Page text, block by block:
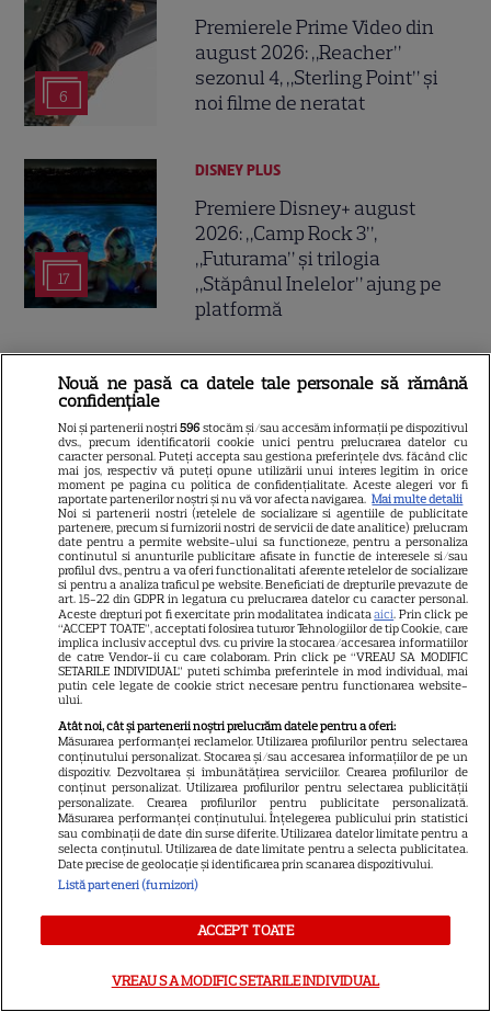
6
Premierele Prime Video din
august 2026: „Reacher”
sezonul 4, „Sterling Point” și
noi filme de neratat
17
DISNEY PLUS
Premiere Disney+ august
2026: „Camp Rock 3”,
„Futurama” și trilogia
„Stăpânul Inelelor” ajung pe
platformă
15
Disney+ și SkyShowtime în
august: seriale noi, filme de
colecție și vedete de top
5
CINEMA
Eli Roth revine cu „Omul cu
înghețata mortală”. Filmul
horror în care copiii devin
criminali după ce mănâncă
înghețată
11
VEDETE STRĂINE
„Povestea peștelui posac”,
aventura animată inspirată
dintr-un bestseller The New
York Times, ajunge în
cinematografe pe 7 august
NETFLIX
Noutăți Netflix în august 2026:
Robert De Niro, „Nosferatu” și
Nouă ne pasă ca datele tale personale să rămână
confidențiale
Noi și partenerii noștri596 stocăm și/sau accesăm informații pe dispozitivul
dvs., precum identificatorii cookie unici pentru prelucrarea datelor cu
caracter personal. Puteți accepta sau gestiona preferințele dvs. făcând clic
mai jos, respectiv vă puteți opune utilizării unui interes legitim în orice
moment pe pagina cu politica de confidențialitate. Aceste alegeri vor fi
raportate partenerilor noștri și nu vă vor afecta navigarea. Mai multe detalii
Noi si partenerii nostri (retelele de socializare si agentiile de publicitate
partenere, precum si furnizorii nostri de servicii de date analitice) prelucram
date pentru a permite website-ului sa functioneze, pentru a personaliza
continutul si anunturile publicitare afisate in functie de interesele si/sau
profilul dvs., pentru a va oferi functionalitati aferente retelelor de socializare
si pentru a analiza traficul pe website. Beneficiati de drepturile prevazute de
art. 15-22 din GDPR in legatura cu prelucrarea datelor cu caracter personal.
Aceste drepturi pot fi exercitate prin modalitatea indicataaici. Prin click pe
“ACCEPT TOATE”, acceptati folosirea tuturor Tehnologiilor de tip Cookie, care
implica inclusiv acceptul dvs. cu privire la stocarea/accesarea informatiilor
de catre Vendor-ii cu care colaboram. Prin click pe “VREAU SA MODIFIC
SETARILE INDIVIDUAL” puteti schimba preferintele in mod individual, mai
putin cele legate de cookie strict necesare pentru functionarea website-
ului.
Atât noi, cât și partenerii noștri prelucrăm datele pentru a oferi:
Măsurarea performanței reclamelor. Utilizarea profilurilor pentru selectarea
conținutului personalizat. Stocarea și/sau accesarea informațiilor de pe un
dispozitiv. Dezvoltarea și îmbunătățirea serviciilor. Crearea profilurilor de
conținut personalizat. Utilizarea profilurilor pentru selectarea publicității
personalizate. Crearea profilurilor pentru publicitate personalizată.
Măsurarea performanței conținutului. Înțelegerea publicului prin statistici
sau combinații de date din surse diferite. Utilizarea datelor limitate pentru a
selecta conținutul. Utilizarea de date limitate pentru a selecta publicitatea.
Date precise de geolocație și identificarea prin scanarea dispozitivului.
Listă parteneri (furnizori)
ACCEPT TOATE
VREAU SA MODIFIC SETARILE INDIVIDUAL